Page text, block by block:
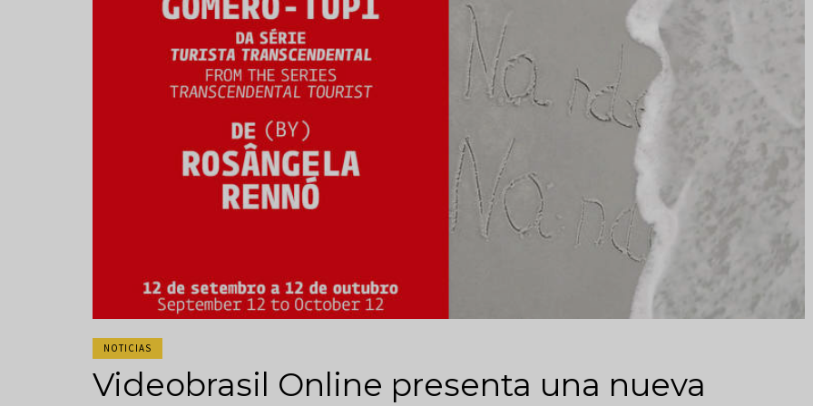
NOTICIAS
Videobrasil Online presenta una nueva